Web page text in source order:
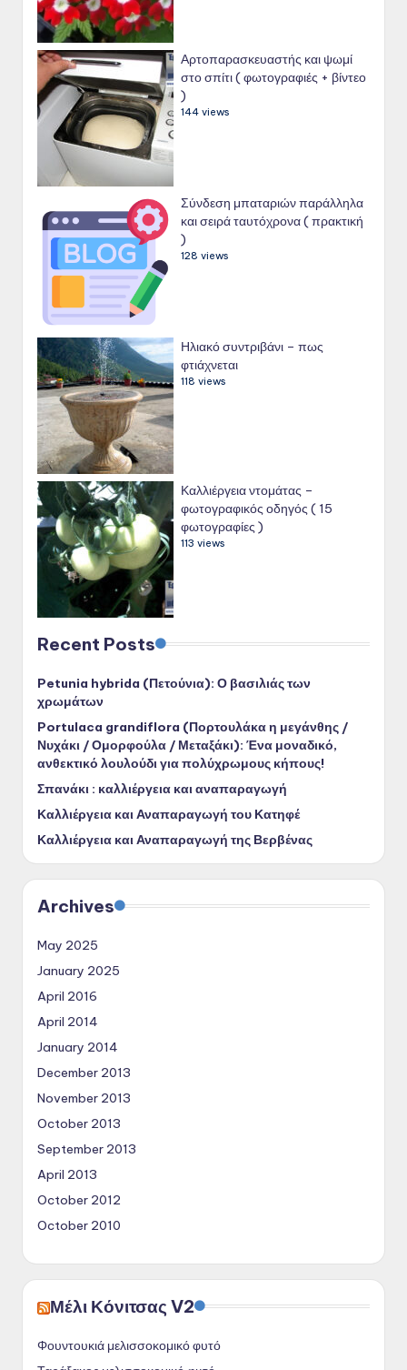
Αρτοπαρασκευαστής και ψωμί
στο σπίτι ( φωτογραφιές + βίντεο
)
144 views
Σύνδεση μπαταριών παράλληλα
και σειρά ταυτόχρονα ( πρακτική
)
128 views
Ηλιακό συντριβάνι – πως
φτιάχνεται
118 views
Καλλιέργεια ντομάτας –
φωτογραφικός οδηγός ( 15
φωτογραφίες )
113 views
Recent Posts
Petunia hybrida (Πετούνια): Ο βασιλιάς των
χρωμάτων
Portulaca grandiflora (Πορτουλάκα η μεγάνθης /
Νυχάκι / Ομορφούλα / Μεταξάκι): Ένα μοναδικό,
ανθεκτικό λουλούδι για πολύχρωμους κήπους!
Σπανάκι : καλλιέργεια και αναπαραγωγή
Καλλιέργεια και Αναπαραγωγή του Κατηφέ
Καλλιέργεια και Αναπαραγωγή της Βερβένας
Archives
May 2025
January 2025
April 2016
April 2014
January 2014
December 2013
November 2013
October 2013
September 2013
April 2013
October 2012
October 2010
Μέλι Κόνιτσας V2
Φουντουκιά μελισσοκομικό φυτό